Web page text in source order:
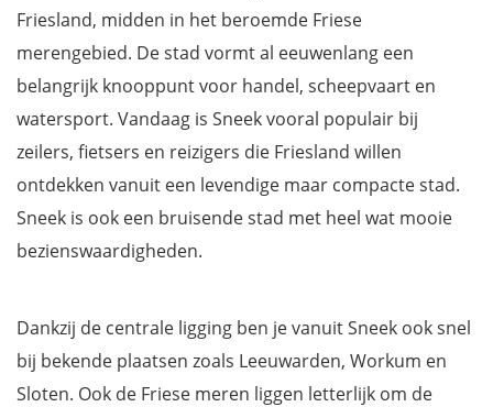
Friesland, midden in het beroemde Friese
merengebied. De stad vormt al eeuwenlang een
belangrijk knooppunt voor handel, scheepvaart en
watersport. Vandaag is Sneek vooral populair bij
zeilers, fietsers en reizigers die Friesland willen
ontdekken vanuit een levendige maar compacte stad.
Sneek is ook een bruisende stad met heel wat mooie
bezienswaardigheden.
Dankzij de centrale ligging ben je vanuit Sneek ook snel
bij bekende plaatsen zoals Leeuwarden, Workum en
Sloten. Ook de Friese meren liggen letterlijk om de